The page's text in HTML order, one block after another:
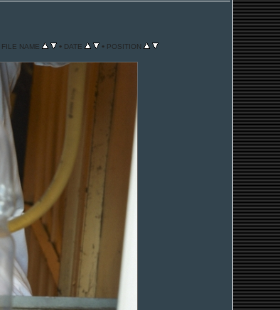
FILE NAME • DATE • POSITION